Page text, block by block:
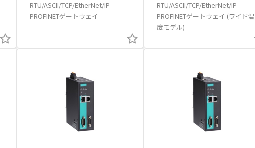
RTU/ASCII/TCP/EtherNet/IP -
PROFINETゲートウェイ
RTU/ASCII/TCP/EtherNet/IP -
PROFINETゲートウェイ (ワイド温
度モデル)